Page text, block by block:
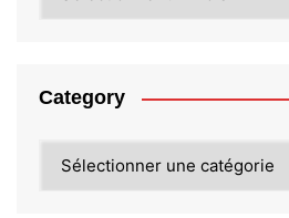
Category